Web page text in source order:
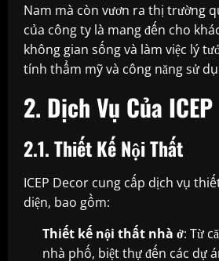
Nam mà còn vươn ra thị trường
của công ty là mang đến cho
không gian sống và làm việc lý
tính thẩm mỹ và công năng sử
2. Dịch Vụ Của
2.1. Thiết Kế Nội Thất
ICEP Decor cung cấp dịch vụ
diện, bao gồm:
Thiết kế nội thất nhà ở: Từ
nhà phố, biệt thự đến các dự